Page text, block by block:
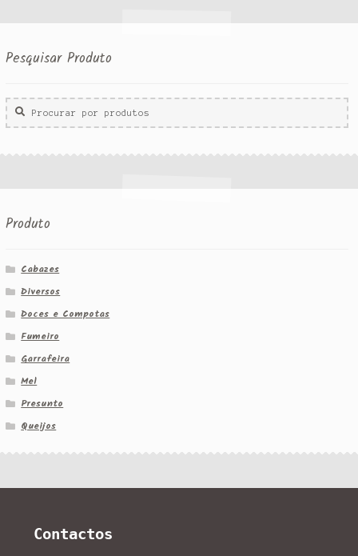
Pesquisar Produto
Procurar
por:
Produto
Cabazes
Diversos
Doces e Compotas
Fumeiro
Garrafeira
Mel
Presunto
Queijos
Contactos